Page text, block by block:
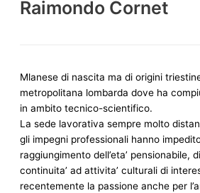
Raimondo Cornet
Mlanese di nascita ma di origini
metropolitana lombarda dove ha
in ambito tecnico-scientifico.
La sede lavorativa sempre molto
gli impegni professionali hanno
raggiungimento dell’eta’ pensionabile,
continuita’ ad attivita’ culturali di
recentemente la passione anche per